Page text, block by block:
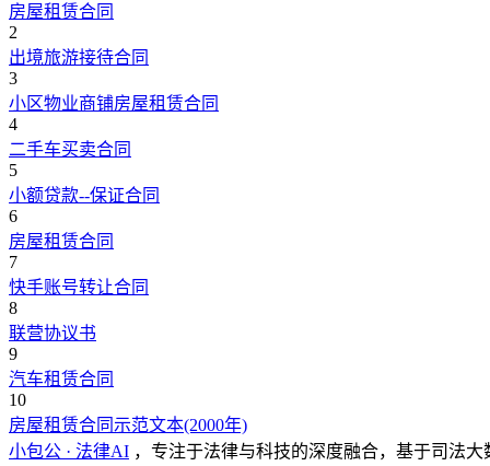
房屋租赁合同
2
出境旅游接待合同
3
小区物业商铺房屋租赁合同
4
二手车买卖合同
5
小额贷款--保证合同
6
房屋租赁合同
7
快手账号转让合同
8
联营协议书
9
汽车租赁合同
10
房屋租赁合同示范文本(2000年)
小包公 · 法律AI ，专注于法律与科技的深度融合，基于司法